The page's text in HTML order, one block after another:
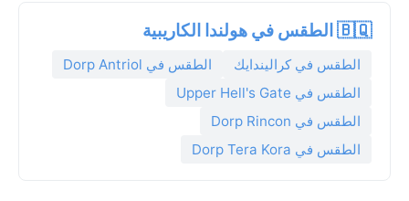
🇧🇶 الطقس في هولندا الكاريبية
الطقس في كراليندايك
الطقس في Dorp Antriol
الطقس في Upper Hell's Gate
الطقس في Dorp Rincon
الطقس في Dorp Tera Kora